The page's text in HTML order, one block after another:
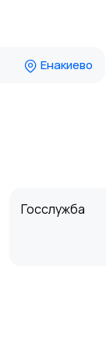
Енакиево
Госслужба